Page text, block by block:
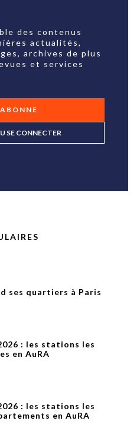
des contenus
actualités,
archives de plus
et services
SE CONNECTER
ses quartiers à Paris
: les stations les
en AuRA
: les stations les
en AuRA